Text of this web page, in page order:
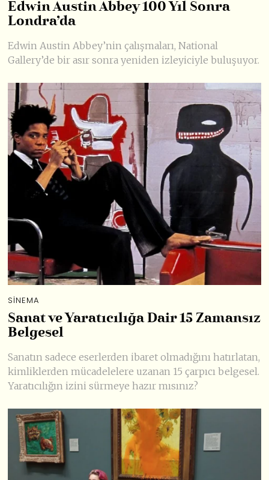
Edwin Austin Abbey 100 Yıl Sonra
Londra’da
Edwin Austin Abbey’nin çalışmaları, National
Gallery’de bir asır sonra yeniden izleyiciyle buluşuyor.
SINEMA
Sanat ve Yaratıcılığa Dair 15 Zamansız
Belgesel
Sanatın sadece eserlerden ibaret olmadığını hatırlatan,
kimliklerden mücadelelere uzanan 15 çarpıcı belgesel.
Yaratıcılığın izini sürmeye hazır mısınız?